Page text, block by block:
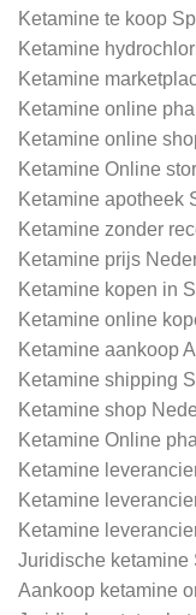
Ketamine te koop
Ketamine
Ketamine
Ketamine online
Ketamine online
Ketamine Online
Ketamine apotheek
Ketamine zonder
Ketamine prijs
Ketamine kopen in
Ketamine online
Ketamine aankoop
Ketamine shipping
Ketamine shop
Ketamine Online
Ketamine
Ketamine
Ketamine
Juridische ketamine
Aankoop ketamine